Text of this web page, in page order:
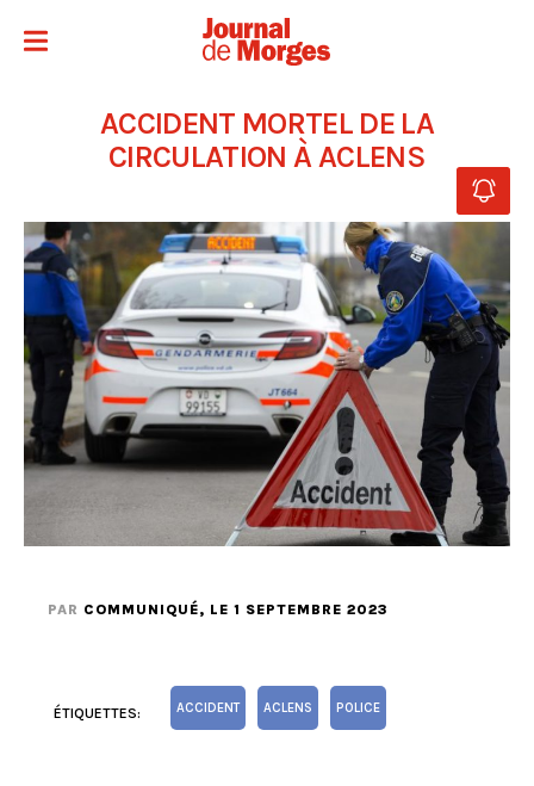
ACCIDENT MORTEL DE LA
CIRCULATION À ACLENS
PAR COMMUNIQUÉ, LE 1 SEPTEMBRE 2023
ÉTIQUETTES: ACCIDENT ACLENS POLICE